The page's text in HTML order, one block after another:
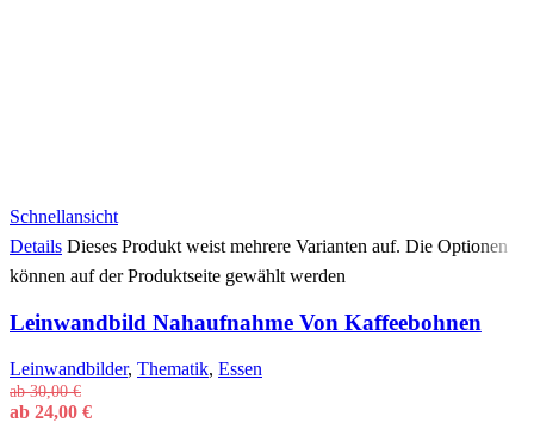
Schnellansicht
Details Dieses Produkt weist mehrere Varianten auf. Die Optionen
können auf der Produktseite gewählt werden
Leinwandbild Nahaufnahme Von Kaffeebohnen
Leinwandbilder, Thematik, Essen
ab30,00€
ab 24,00 €